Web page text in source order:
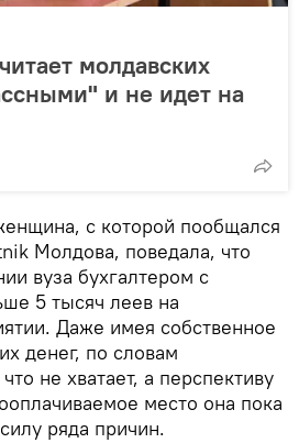
молдавских
и не идет на
с которой пообщался
Молдова, поведала, что
вуза бухгалтером с
5 тысяч леев на
Даже имея собственное
денег, по словам
не хватает, а перспективу
место она пока
ряда причин.